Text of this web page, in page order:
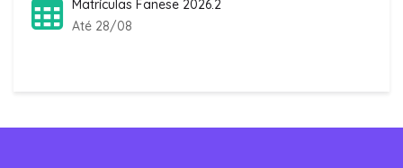
Matrículas Fanese 2026.2
Até 28/08